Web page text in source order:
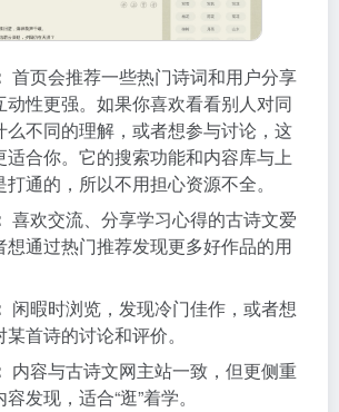
首页会推荐一些热门诗词和用户分享
动性更强。如果你喜欢看看别人对同
么不同的理解，或者想参与讨论，这
适合你。它的搜索功能和内容库与上
通的，所以不用担心资源不全。
喜欢交流、分享学习心得的古诗文爱
想通过热门推荐发现更多好作品的用
闲暇时浏览，发现冷门佳作，或者想
首诗的讨论和评价。
内容与古诗文网主站一致，但更侧重
发现，适合“逛”着学。